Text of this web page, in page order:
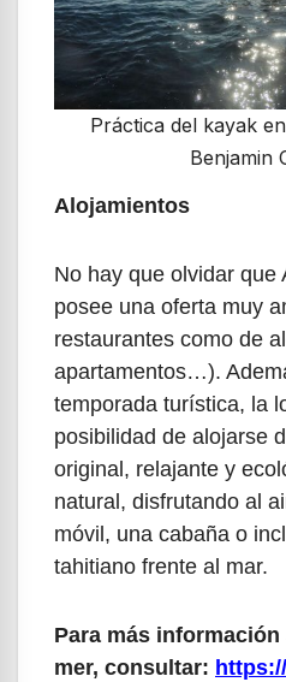
Práctica del kayak
Benjamin
Alojamientos
No hay que olvidar que
posee una oferta muy
restaurantes como de
apartamentos…).
temporada turística, la
posibilidad de alojarse
original, relajante y
natural, disfrutando al
móvil, una cabaña o
tahitiano frente al mar.
Para más
mer, consultar: